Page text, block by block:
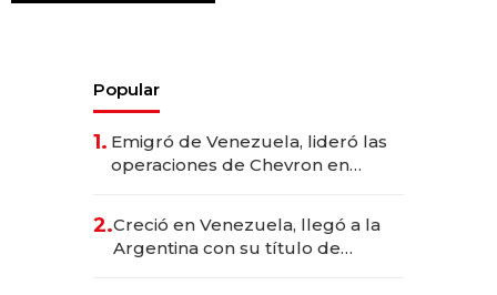
Popular
1. Emigró de Venezuela, lideró las
operaciones de Chevron en
2.Creció en Venezuela, llegó a la
Argentina con su título de